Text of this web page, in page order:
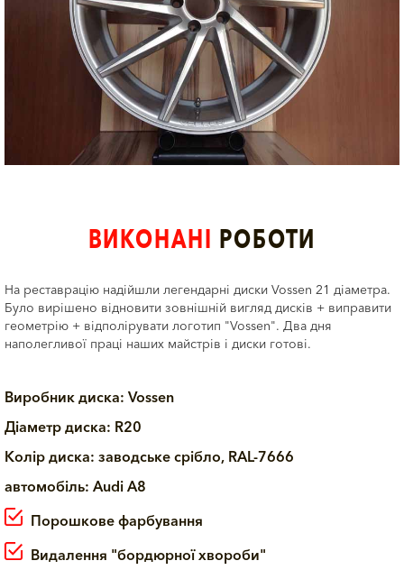
ВИКОНАНІ РОБОТИ
На реставрацію надійшли легендарні диски Vossen 21 діаметра.
Було вирішено відновити зовнішній вигляд дисків + виправити
геометрію + відполірувати логотип "Vossen". Два дня
наполегливої праці наших майстрів і диски готові.
Виробник диска: Vossen
Діаметр диска: R20
Колір диска: заводське срібло, RAL-7666
автомобіль: Аudi A8
Порошкове фарбування
Видалення "бордюрної хвороби"